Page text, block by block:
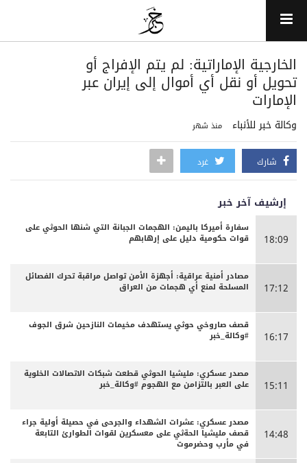
الخارجية الإماراتية: لم يتم الإفراج أو
تحويل أو نقل أي أموال إلى إيران عبر
الإمارات
وكالة خبر للأنباء منذ شهر
شارك غرد
إرشيف آخر خبر
18:09
سفارة أميركا باليمن: الهجمات الجبانة التي شنها الحوثي على
قوات حكومية دليل على إرهابهم
17:12
مصادر أمنية عراقية: أجهزة الأمن تواصل مراقبة تحرك الفصائل
المسلحة لمنع أي هجمات من العراق
16:17
قصف صاروخي حوثي يستهدف مخيمات النازحين شرق الجوف
#وكالة_خبر
15:11
مصدر عسكري: مليشيا الحوثي قطعت شبكات الاتصالات الخلوية
على العبر بالتزامن مع الهجوم #وكالة_خبر
14:48
مصدر عسكري: عشرات الشهداء والجرحى ‏في حصيلة أولية جراء
قصف مليشيا الحةثي على معسكرين لقوات الطوارئ التابعة
في مأرب وحضرموت